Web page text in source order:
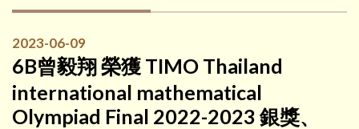
2023-06-09
6B曾毅翔 榮獲 TIMO Thailand
international mathematical
Olympiad Final 2022-2023 銀獎、